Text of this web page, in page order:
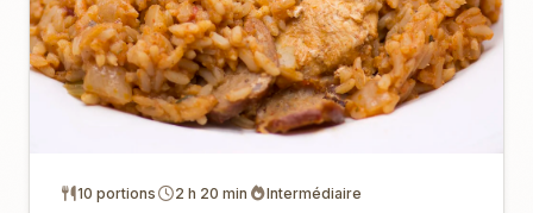
10 portions 2 h 20 min Intermédiaire